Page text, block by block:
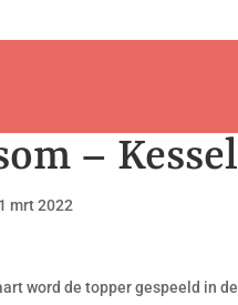
–
mrt 2022
word de topper gespeeld in